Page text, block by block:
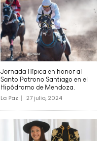
Jornada Hípica en honor al
Santo Patrono Santiago en el
Hipódromo de Mendoza.
La Paz 27 julio, 2024